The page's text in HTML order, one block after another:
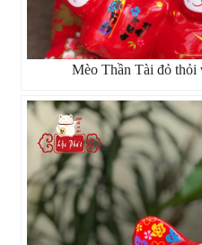
Mèo Thần Tài đỏ thỏi